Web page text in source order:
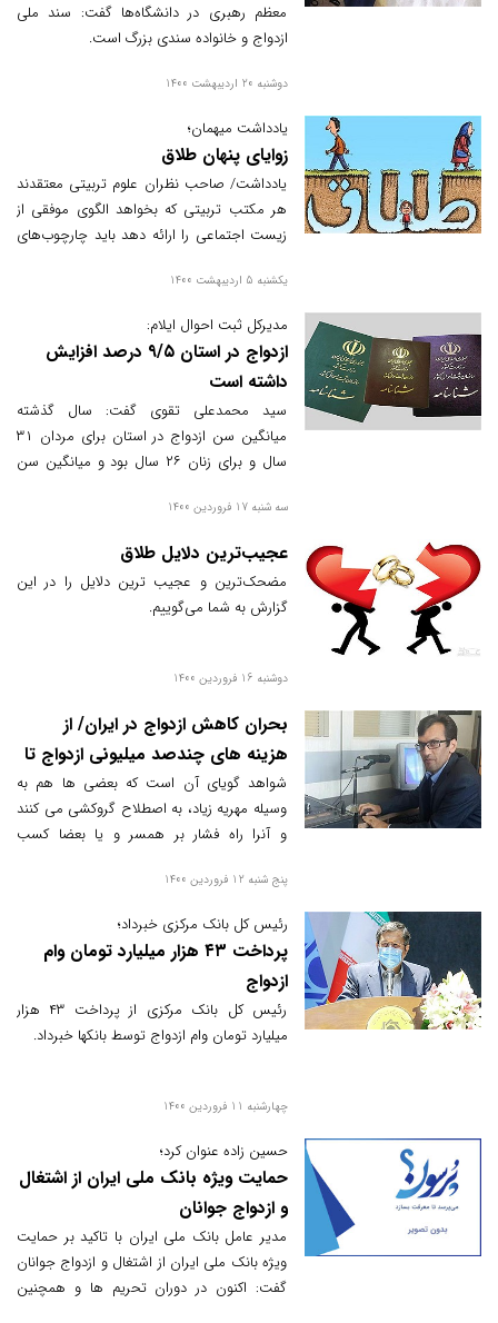
معظم رهبری در دانشگاه‌ها گفت: سند ملی
ازدواج و خانواده سندی بزرگ است.
دوشنبه 20 اردیبهشت 1400
یادداشت میهمان؛
زوایای پنهان طلاق
یادداشت/ صاحب نظران علوم تربیتی معتقدند
هر مکتب تربیتی که بخواهد الگوی موفقی از
زیست اجتماعی را ارائه دهد باید چارچوب‌های
و برای هر کدام از این نیازها برنامه ای مدون و
یکشنبه 5 اردیبهشت 1400
مدیرکل ثبت احوال ایلام:
ازدواج در استان ۹/۵ درصد افزایش
داشته است
سید محمدعلی تقوی گفت: سال گذشته
میانگین سن ازدواج در استان برای مردان ۳۱
سال و برای زنان ۲۶ سال بود و میانگین سن
سال ثبت شده است.
سه شنبه 17 فروردین 1400
عجیب‌ترین دلایل طلاق
مضحک‌ترین و عجیب ترین دلایل را در این
گزارش به شما می‌گوییم.
دوشنبه 16 فروردین 1400
بحران کاهش ازدواج در ایران/ از
هزینه های چندصد میلیونی ازدواج تا
مهریه های چند صد سکه ای
شواهد گویای آن است که بعضی ها هم به
وسیله مهریه زیاد، به اصطلاح گروکشی می کنند
و آنرا راه فشار بر همسر و یا بعضا کسب
گذشته و با افزایش چشمگیر قیمت طلا و سکه،
پنج شنبه 12 فروردین 1400
رئیس کل بانک مرکزی خبرداد؛
پرداخت ۴۳ هزار میلیارد تومان وام
ازدواج
رئیس کل بانک مرکزی از پرداخت ۴۳ هزار
میلیارد تومان وام ازدواج توسط بانکها خبرداد.
چهارشنبه 11 فروردین 1400
حسین زاده عنوان کرد؛
حمایت ویژه بانک ملی ایران از اشتغال
و ازدواج جوانان
مدیر عامل بانک ملی ایران با تاکید بر حمایت
ویژه بانک ملی ایران از اشتغال و ازدواج جوانان
گفت: اکنون در دوران تحریم ها و همچنین